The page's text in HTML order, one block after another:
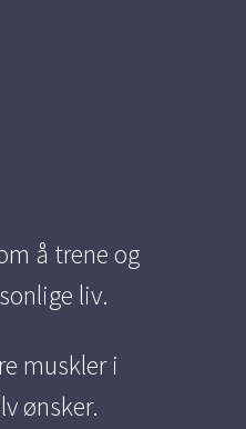
å trene og
liv.
muskler i
ønsker.